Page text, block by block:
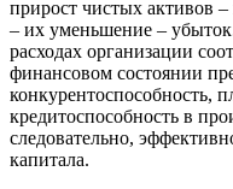
прирост чистых активов
– их уменьшение –
расходах организации
финансовом состоянии
конкурентоспособность,
кредитоспособность в
следовательно,
капитала.